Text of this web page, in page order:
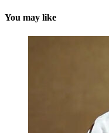
You may like